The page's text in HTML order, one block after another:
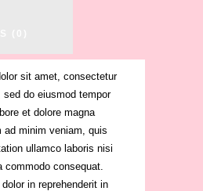
sit amet, consectetur
do eiusmod tempor
et dolore magna
ad minim veniam, quis
ullamco laboris nisi
commodo consequat.
in reprehenderit in